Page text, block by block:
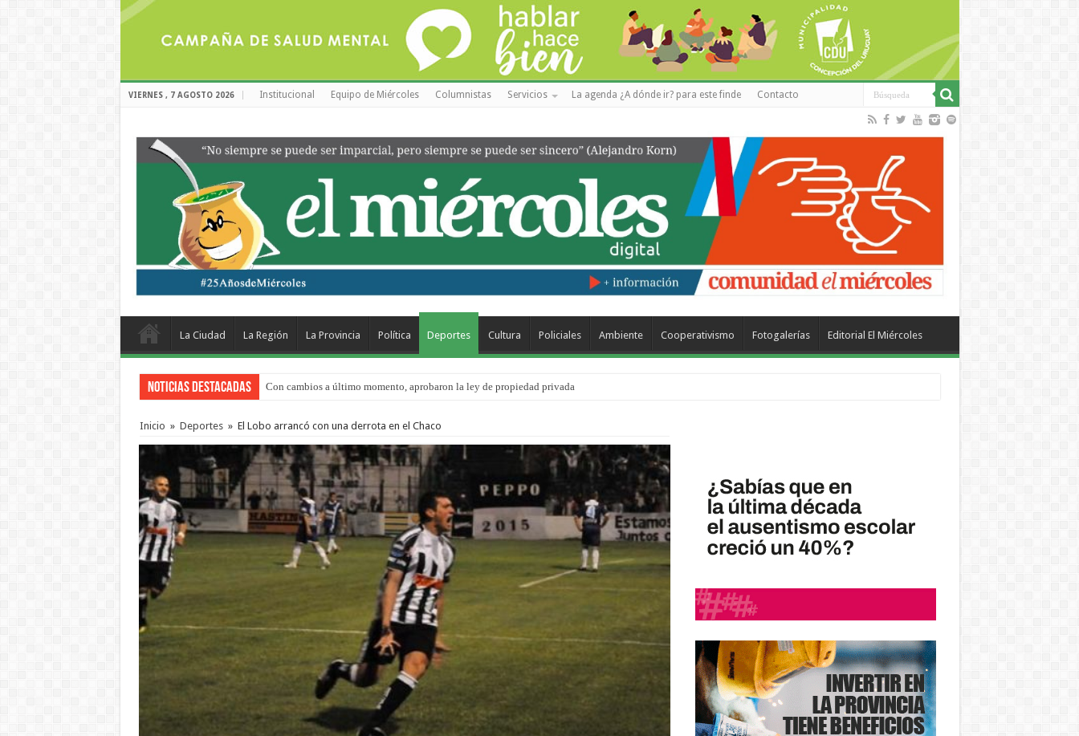
VIERNES , 7 AGOSTO 2026 Institucional Equipo de Miércoles Columnistas Servicios La agenda ¿A dónde ir? para este finde Contacto
La Ciudad La Región La Provincia Política Deportes Cultura Policiales Ambiente Cooperativismo Fotogalerías Editorial El Miércoles
Noticias Destacadas Con cambios a último momento, aprobaron la ley de propiedad privada
Del viernes 7 al domingo 9 de agosto: la agenda ¿A dónde ir? para este finde
Inicio » Deportes » El Lobo arrancó con una derrota en el Chaco